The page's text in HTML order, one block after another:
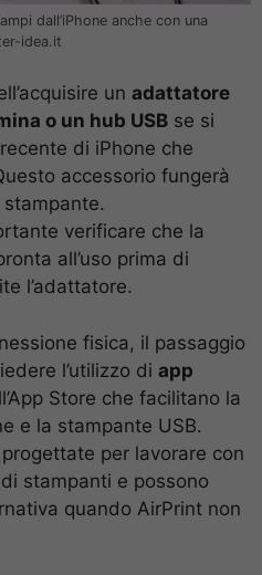
dall’iPhone anche con una
idea.it
un adattatore
o un hub USB se si
di iPhone che
accessorio fungerà
stampante.
verificare che la
all’uso prima di
l’adattatore.
fisica, il passaggio
l’utilizzo di app
Store che facilitano la
e la stampante USB.
per lavorare con
stampanti e possono
quando AirPrint non